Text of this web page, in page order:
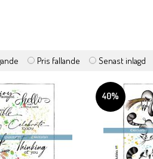
Pris fallande Senast inlagd
40%